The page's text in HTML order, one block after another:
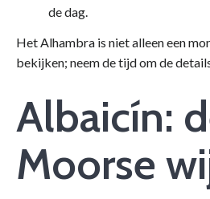
de dag.
Het Alhambra is niet alleen een
bekijken; neem de tijd om de
Albaicín:
Moorse